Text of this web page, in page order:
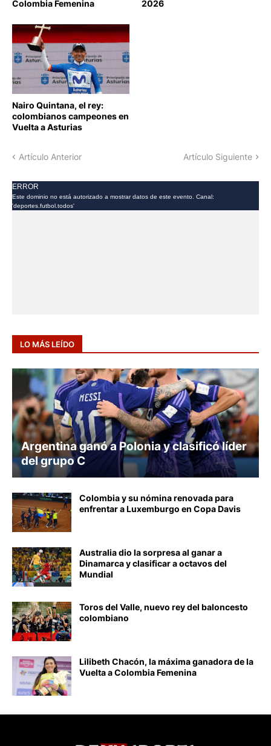
Colombia Femenina
2026
CICLISMO
Nairo Quintana, el rey:
colombianos campeones en
Vuelta a Asturias
Artículo Anterior Artículo Siguiente
LO MÁS LEÍDO
ARGENTINA
Argentina ganó a Polonia y clasificó líder
del grupo C
Colombia y su nómina renovada para
enfrentar a Luxemburgo en Copa Davis
Australia dio la sorpresa al ganar a
Dinamarca y clasificar a octavos del
Mundial
Toros del Valle, nuevo rey del baloncesto
colombiano
Lilibeth Chacón, la máxima ganadora de la
Vuelta a Colombia Femenina